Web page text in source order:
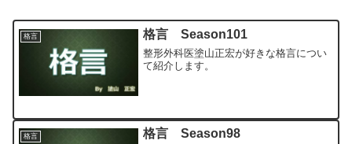
格言 格言 Season101
整形外科医塗山正宏が好きな格言につい
て紹介します。
格言 格言 Season98